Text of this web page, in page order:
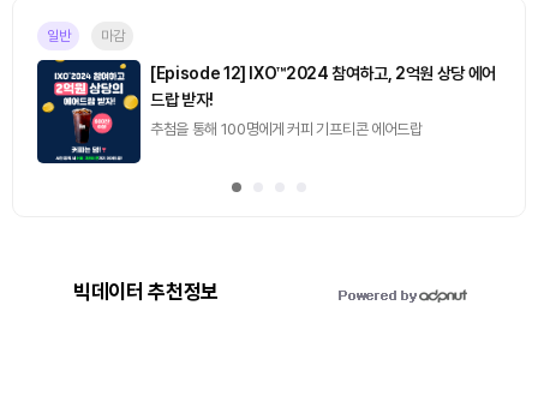
일반 마감
[Episode 12] IXO™2024 참여하고, 2억원 상당 에어
드랍 받자!
추첨을 통해 100명에게 커피 기프티콘 에어드랍
빅데이터 추천정보